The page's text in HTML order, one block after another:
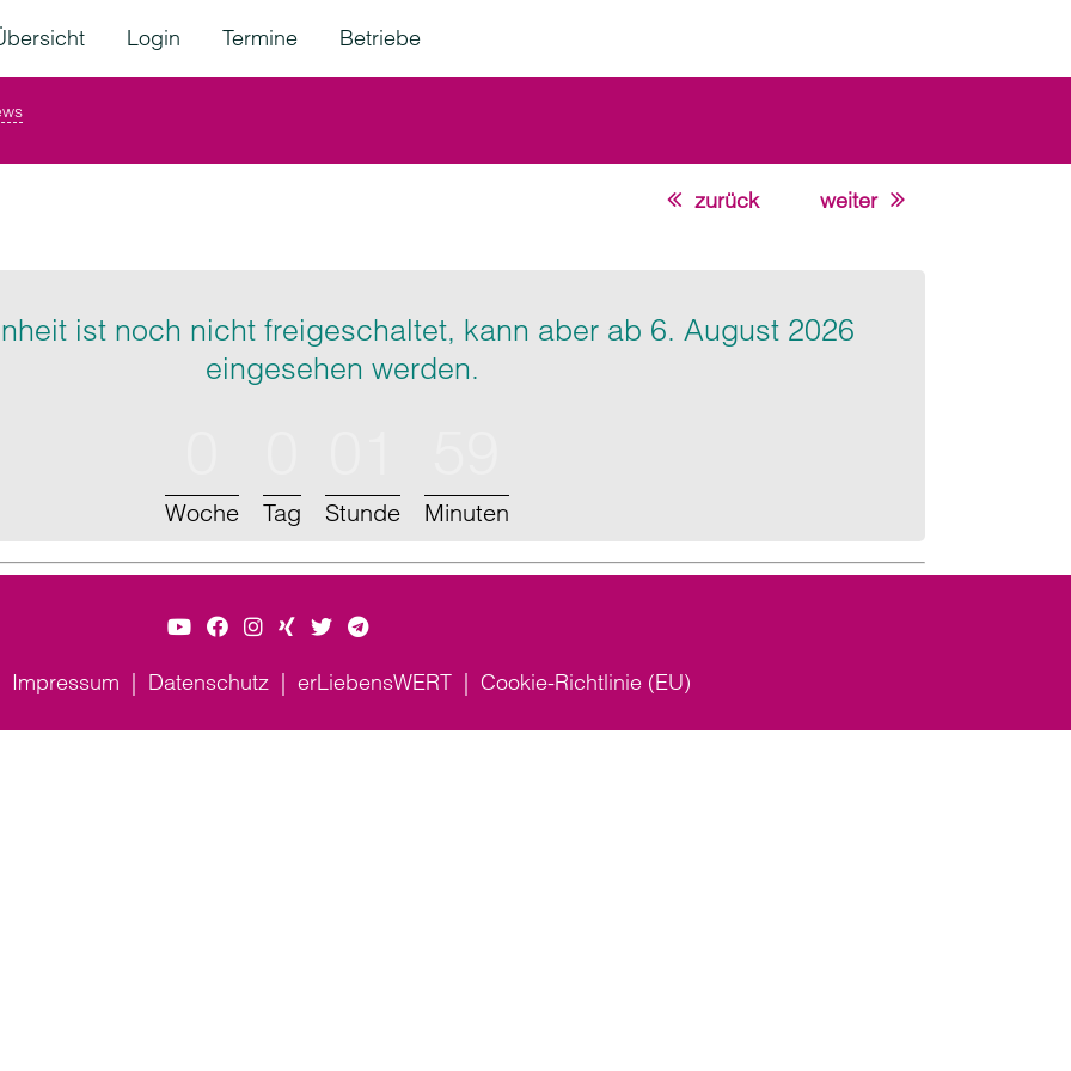
Login Termine Betriebe
zurück weiter
ist noch nicht freigeschaltet, kann aber ab 6. August 2026
eingesehen werden.
Woche Tag Stunde Minuten
Impressum Datenschutz erLiebensWERT Cookie-Richtlinie (EU)